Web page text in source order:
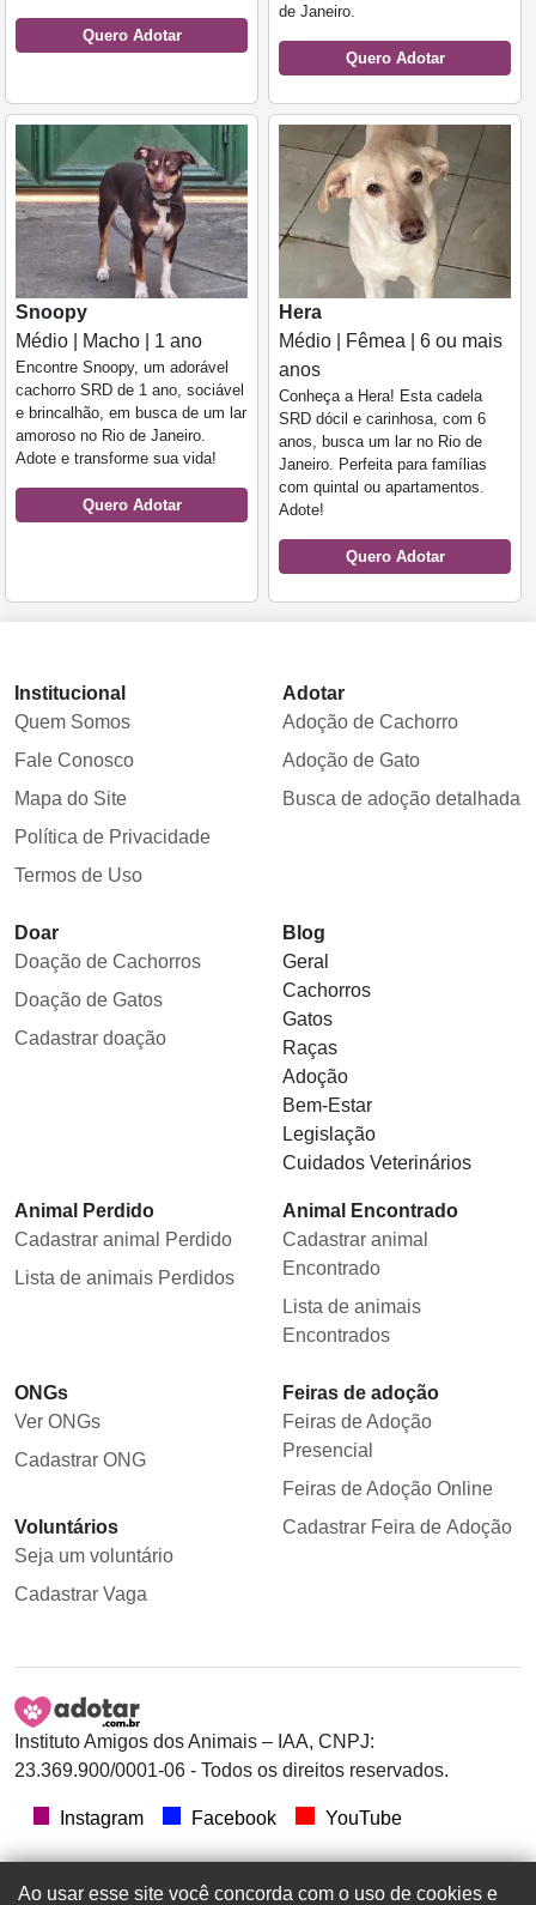
Quero Adotar
de Janeiro.
Quero Adotar
Snoopy
Médio | Macho | 1 ano
Encontre Snoopy, um adorável
cachorro SRD de 1 ano, sociável
e brincalhão, em busca de um lar
amoroso no Rio de Janeiro.
Adote e transforme sua vida!
Quero Adotar
Hera
Médio | Fêmea | 6 ou mais
anos
Conheça a Hera! Esta cadela
SRD dócil e carinhosa, com 6
anos, busca um lar no Rio de
Janeiro. Perfeita para famílias
com quintal ou apartamentos.
Adote!
Quero Adotar
Institucional
Quem Somos
Fale Conosco
Mapa do Site
Política de Privacidade
Termos de Uso
Adotar
Adoção de Cachorro
Adoção de Gato
Busca de adoção detalhada
Doar
Doação de Cachorros
Doação de Gatos
Cadastrar doação
Blog
Geral
Cachorros
Gatos
Raças
Adoção
Bem-Estar
Legislação
Cuidados Veterinários
Animal Perdido
Cadastrar animal Perdido
Lista de animais Perdidos
Animal Encontrado
Cadastrar animal
Encontrado
Lista de animais
Encontrados
ONGs
Ver ONGs
Cadastrar ONG
Voluntários
Seja um voluntário
Cadastrar Vaga
Feiras de adoção
Feiras de Adoção
Presencial
Feiras de Adoção Online
Cadastrar Feira de Adoção
Instituto Amigos dos Animais – IAA, CNPJ:
23.369.900/0001-06 - Todos os direitos reservados.
Instagram Facebook YouTube
Ao usar esse site você concorda com o uso de cookies e